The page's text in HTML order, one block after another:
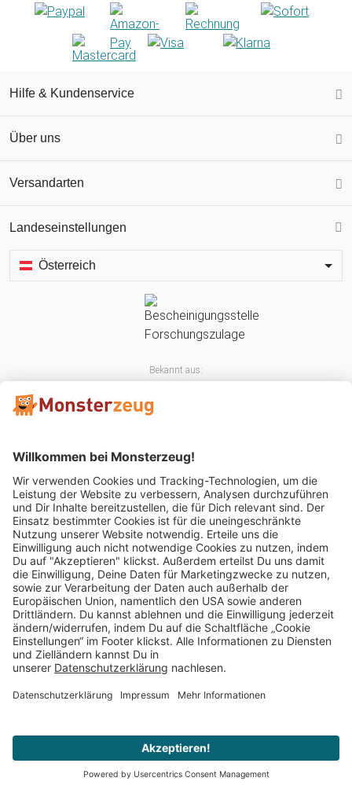
Hilfe & Kundenservice
Über uns
Versandarten
Landeseinstellungen
Österreich
Bekannt aus:
Mitglied im:
Impressum AGB Widerrufsbelehrung
Vertrag widerrufen
© 2008–2026 Monsterzeug. Alle Rechte vorbehalten.